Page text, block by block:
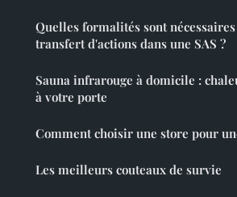
Quelles formalités sont
transfert d'actions dans une SAS ?
Sauna infrarouge à domicile :
à votre porte
Comment choisir une store pour
Les meilleurs couteaux de survie